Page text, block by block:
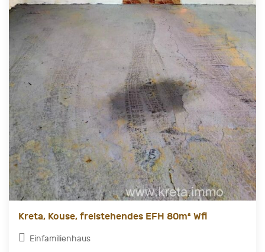
Kreta, Kouse, freistehendes EFH 80m² Wfl
Einfamilienhaus